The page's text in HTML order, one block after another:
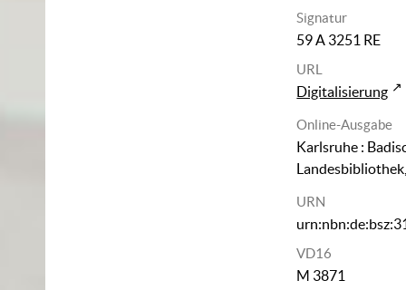
Signatur
59 A 3251 RE
URL
Digitalisierung
Online-Ausgabe
Karlsruhe :
URN
VD16
M 3871